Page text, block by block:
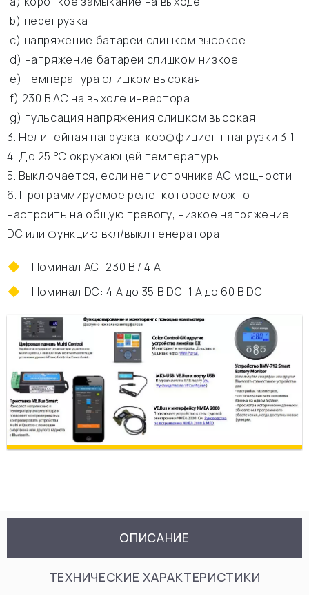
b) перегрузка
c) напряжение батареи слишком высокое
d) напряжение батареи слишком низкое
e) температура слишком высокая
f) 230 В АС на выходе инвертора
g) пульсация напряжения слишком высокая
3. Нелинейная нагрузка, коэффициент нагрузки 3:1
4. До 25 °C окружающей температуры
5. Выключается, если нет источника АС мощности
6. Программируемое реле, которое можно
настроить на общую тревогу, низкое напряжение
DC или функцию вкл/выкл генератора
Номинал АС: 230 В / 4 A
Номинал DC: 4 A до 35 В DC, 1 A до 60 В DC
ОПИСАНИЕ
ТЕХНИЧЕСКИЕ ХАРАКТЕРИСТИКИ